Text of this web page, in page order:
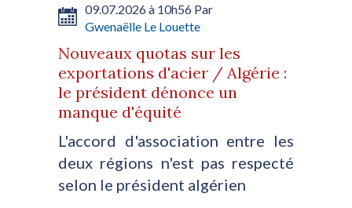
09.07.2026 à 10h56 Par
Gwenaëlle Le Louette
Nouveaux quotas sur les
exportations d'acier / Algérie :
le président dénonce un
manque d'équité
L'accord d'association entre les
deux régions n'est pas respecté
selon le président algérien